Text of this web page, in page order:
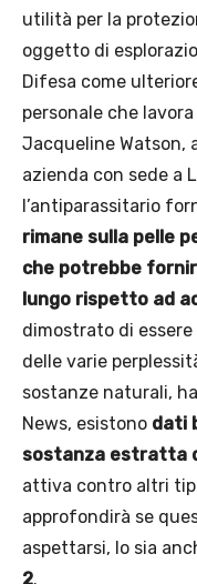
utilità per la
oggetto di
Difesa come
personale che
Jacqueline Watson,
azienda con sede a
l’antiparassitario
rimane sulla pelle
che potrebbe
lungo rispetto ad
dimostrato di
delle varie
sostanze naturali,
News, esistono dati
sostanza estratta
attiva contro altri
approfondirà se
aspettarsi, lo sia
2.